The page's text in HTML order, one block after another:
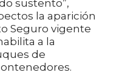
sustento”,
la aparición
Seguro vigente
a la
de